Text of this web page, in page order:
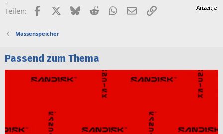
Teilen: FacebookX (Twitter)
BlueskyRedditWhatsApp
E-MailLink
Massenspeicher
Passend zum Thema